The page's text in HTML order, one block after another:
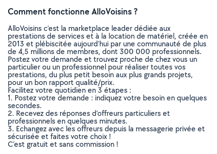
Comment fonctionne AlloVoisins ?
AlloVoisins c’est la marketplace leader dédiée aux
prestations de services et à la location de matériel, créée en
2013 et plébiscitée aujourd’hui par une communauté de plus
de 4,5 millions de membres, dont 300 000 professionnels.
Postez votre demande et trouvez proche de chez vous un
particulier ou un professionnel pour réaliser toutes vos
prestations, du plus petit besoin aux plus grands projets,
pour un bon rapport qualité/prix.
Facilitez votre quotidien en 3 étapes :
1. Postez votre demande : indiquez votre besoin en quelques
secondes.
2. Recevez des réponses d’offreurs particuliers et
professionnels en quelques minutes.
3. Echangez avec les offreurs depuis la messagerie privée et
sécurisée et faites votre choix !
C’est gratuit et sans commission !